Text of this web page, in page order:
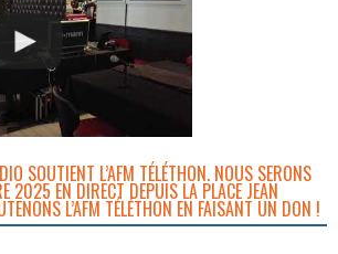
SOUTIENT L’AFM TÉLÉTHON. NOUS SERONS
2025 EN DIRECT DEPUIS LA PLACE JEAN
L’AFM TÉLÉTHON EN FAISANT UN DON !